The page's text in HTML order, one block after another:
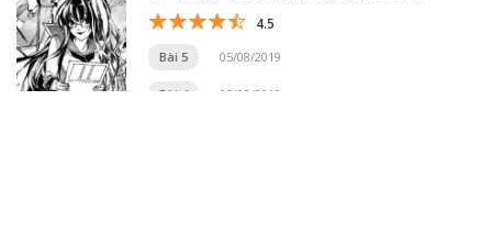
4.5
Bài 5 05/08/2019
Bài 4 05/08/2019